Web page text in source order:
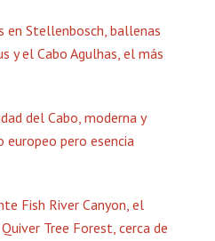
en Stellenbosch, ballenas
y el Cabo Agulhas, el más
del Cabo, moderna y
pero esencia
Fish River Canyon, el
Tree Forest, cerca de